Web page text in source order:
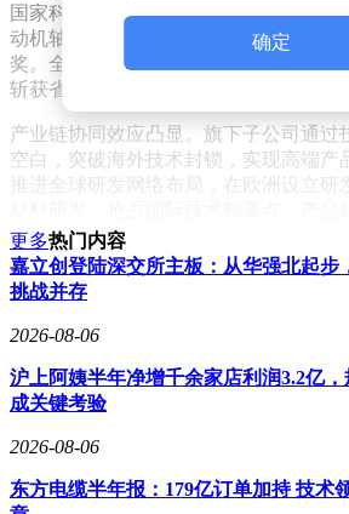
国家科技重大专项支持。国际化创新取
动机轴承用钢进入欧美主流供应链，并
奖。全年新增授权专利499件，主导制
斩获省部级以上科技奖项16项。
产业链协同效应凸显。旗下子公司通过
空白，突破海外技术封锁，实现高端产
推进全球研发网络布局，在欧洲设立研
线材、特种板材等六大板块，高端轴承
跑全球，汽车用钢、工程机械用钢等核
领先。
生产布局方面，公司形成沿海沿江战略
体系。产品畅销全国并出口至80多个国
装备水平达到国际领先标准，构建起从
确定
更多热门内容
嘉立创登陆深交所主板：从华强北起步
挑战并存
2026-08-06
沪上阿姨半年净增千余家店利润3.2亿
成关键考验
2026-08-06
东方电缆半年报：179亿订单加持 技术